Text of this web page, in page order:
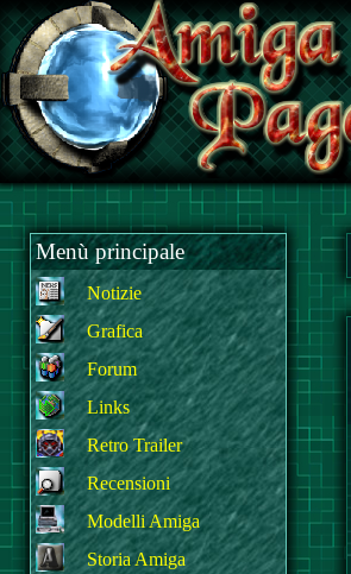
Menù principale
Notizie
Grafica
Forum
Links
Retro Trailer
Recensioni
Modelli Amiga
Storia Amiga